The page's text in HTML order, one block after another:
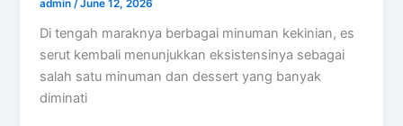
admin/June 12, 2026
Di tengah maraknya berbagai minuman kekinian, es
serut kembali menunjukkan eksistensinya sebagai
salah satu minuman dan dessert yang banyak
diminati